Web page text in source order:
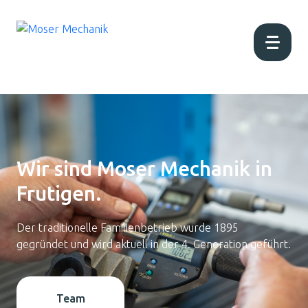
Home
Aktuell
Über uns
Produktion
Produkte
Wir sind Moser Mechanik in
Frutigen.
Der traditionelle Familienbetrieb wurde 1895
gegründet und wird aktuell in der 4. Generation geführt.
Team